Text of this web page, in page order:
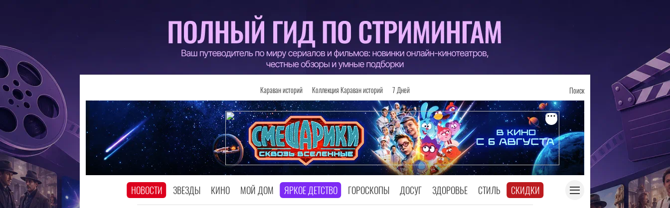
Караван историй Коллекция Караван историй 7 Дней Поиск
НОВОСТИ ЗВЕЗДЫ КИНО МОЙ ДОМ ЯРКОЕ ДЕТСТВО ГОРОСКОПЫ ДОСУГ ЗДОРОВЬЕ СТИЛЬ СКИДКИ